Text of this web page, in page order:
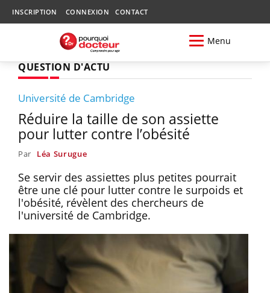
INSCRIPTION CONNEXION CONTACT
Menu
QUESTION D'ACTU
Université de Cambridge
Réduire la taille de son assiette
pour lutter contre l’obésité
Par Léa Surugue
Se servir des assiettes plus petites pourrait
être une clé pour lutter contre le surpoids et
l'obésité, révèlent des chercheurs de
l'université de Cambridge.